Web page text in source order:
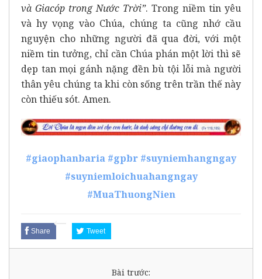
và Giacóp trong Nước Trời”. Trong niềm tin yêu
và hy vọng vào Chúa, chúng ta cũng nhớ cầu
nguyện cho những người đã qua đời, với một
niềm tin tưởng, chỉ cần Chúa phán một lời thì sẽ
dẹp tan mọi gánh nặng đền bù tội lỗi mà người
thân yêu chúng ta khi còn sống trên trần thế này
còn thiếu sót. Amen.
#giaophanbaria #gpbr #suyniemhangngay
#suyniemloichuahangngay
#MuaThuongNien
Share Tweet
Bài trước: